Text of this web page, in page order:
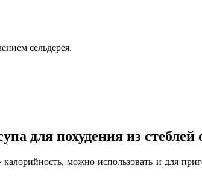
сельдерея.
для похудения из стеблей
можно использовать и для